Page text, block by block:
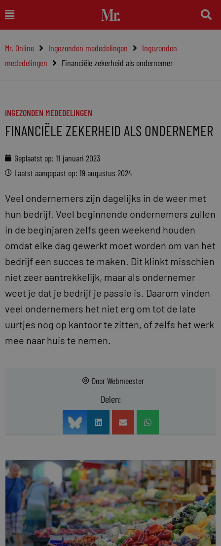
naar
inhoud
Main
Menu
Mr. Online Ingezonden mededelingen
Ingezonden
mededelingen
Financiële zekerheid als ondernemer
INGEZONDEN MEDEDELINGEN
FINANCIËLE ZEKERHEID ALS ONDERNEMER
Geplaatst op: 11 januari 2023
Laatst aangepast op: 19 augustus 2024
Veel ondernemers zijn dagelijks in de weer met
hun bedrijf. Veel beginnende ondernemers zullen
in de beginjaren zelfs geen weekend houden
omdat elke dag gewerkt moet worden om van het
bedrijf een succes te maken. Dit klinkt misschien
niet zeer aantrekkelijk, maar als ondernemer
weet je dat je bedrijf je passie is. Daarom vinden
veel ondernemers het niet erg om tot de late
uurtjes nog op kantoor te zitten, of zelfs het werk
mee naar huis te nemen.
DoorWebmeester
Delen: